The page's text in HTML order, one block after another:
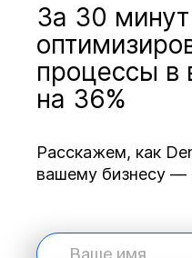
За 30 минут
процессы в
на 36%
Расскажем, как
вашему бизнесу —